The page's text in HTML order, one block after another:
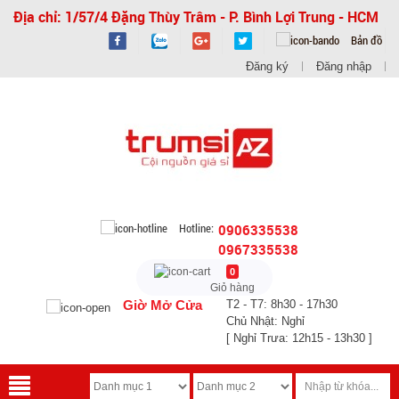
Địa chỉ: 1/57/4 Đặng Thùy Trâm - P. Bình Lợi Trung - HCM
Bản đồ
Đăng ký Đăng nhập
Hotline: 0906335538
0967335538
0
Giỏ hàng
Giờ Mở Cửa
T2 - T7: 8h30 - 17h30
Chủ Nhật: Nghỉ
[ Nghỉ Trưa: 12h15 - 13h30 ]